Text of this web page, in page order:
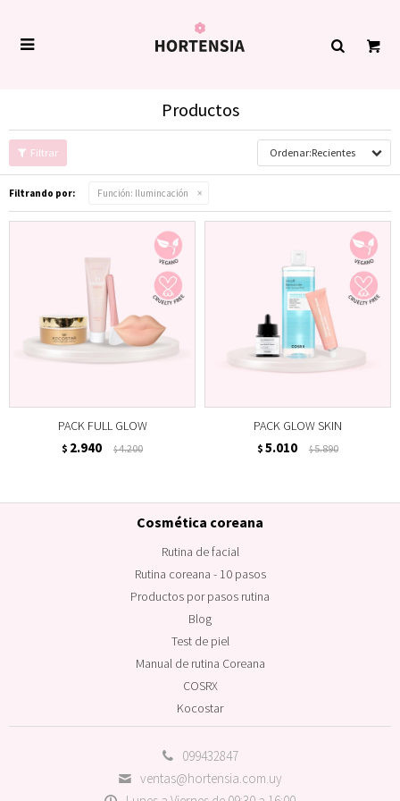

Productos
Recientes
Filtrando por: Función: Ilumincación
PACK FULL GLOW
$ 2.940 $4.200
PACK GLOW SKIN
$ 5.010 $5.890
099432847
ventas@hortensia.com.uy
Cosmética coreana
Rutina de facial
Rutina coreana - 10 pasos
Productos por pasos rutina
Blog
Test de piel
Manual de rutina Coreana
COSRX
Kocostar